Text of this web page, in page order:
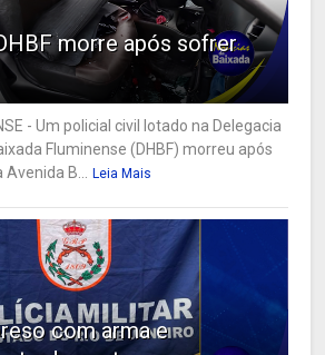
morre após sofrer
- Um policial civil lotado na Delegacia
Fluminense (DHBF) morreu após
B... Leia Mais
com arma e